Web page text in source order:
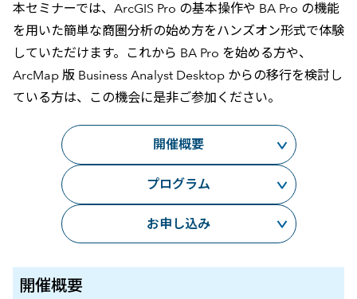
本セミナーでは、ArcGIS Pro の基本操作や BA Pro の機能
を用いた簡単な商圏分析の始め方をハンズオン形式で体験
していただけます。これから BA Pro を始める方や、
ArcMap 版 Business Analyst Desktop からの移行を検討し
ている方は、この機会に是非ご参加ください。
開催概要
プログラム
お申し込み
開催概要